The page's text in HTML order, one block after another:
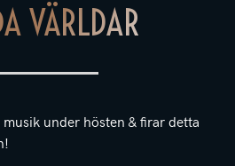
VÄRLDAR
under hösten & firar detta